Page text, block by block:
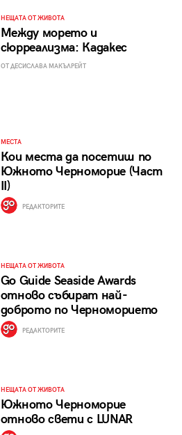
НЕЩАТА ОТ ЖИВОТА
Между морето и
сюрреализма: Кадакес
ОТ ДЕСИСЛАВА МАКЪЛРЕЙТ
МЕСТА
Кои места да посетиш по
Южното Черноморие (Част
II)
РЕДАКТОРИТЕ
НЕЩАТА ОТ ЖИВОТА
Go Guide Seaside Awards
отново събират най-
доброто по Черноморието
РЕДАКТОРИТЕ
НЕЩАТА ОТ ЖИВОТА
Южното Черноморие
отново свети с LUNAR